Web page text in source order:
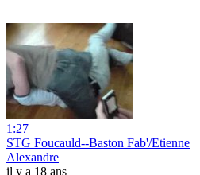
1:27
STG Foucauld--Baston Fab'/Etienne
Alexandre
il y a 18 ans